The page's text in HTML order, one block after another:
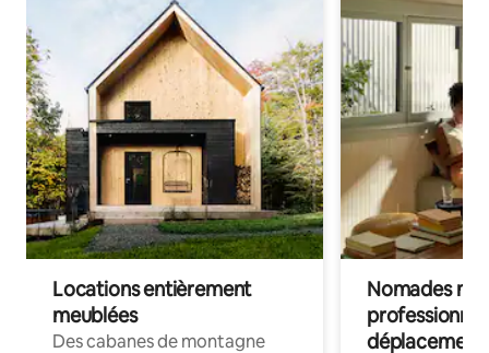
Locations entièrement
meublées
Des cabanes de montagne
Nomades
déplacement